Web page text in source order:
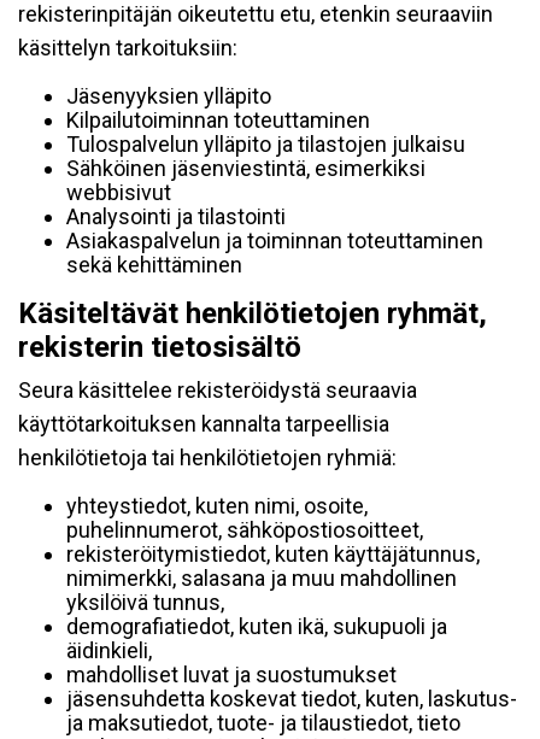
rekisterinpitäjän oikeutettu etu, etenkin seuraaviin
käsittelyn tarkoituksiin:
Jäsenyyksien ylläpito
Kilpailutoiminnan toteuttaminen
Tulospalvelun ylläpito ja tilastojen julkaisu
Sähköinen jäsenviestintä, esimerkiksi
webbisivut
Analysointi ja tilastointi
Asiakaspalvelun ja toiminnan toteuttaminen
sekä kehittäminen
Käsiteltävät henkilötietojen ryhmät,
rekisterin tietosisältö
Seura käsittelee rekisteröidystä seuraavia
käyttötarkoituksen kannalta tarpeellisia
henkilötietoja tai henkilötietojen ryhmiä:
yhteystiedot, kuten nimi, osoite,
puhelinnumerot, sähköpostiosoitteet,
rekisteröitymistiedot, kuten käyttäjätunnus,
nimimerkki, salasana ja muu mahdollinen
yksilöivä tunnus,
demografiatiedot, kuten ikä, sukupuoli ja
äidinkieli,
mahdolliset luvat ja suostumukset
jäsensuhdetta koskevat tiedot, kuten, laskutus-
ja maksutiedot, tuote- ja tilaustiedot, tieto